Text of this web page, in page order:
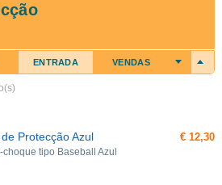
ENTRADA VENDAS
Protecção Azul
choque tipo Baseball Azul
€ 12,30